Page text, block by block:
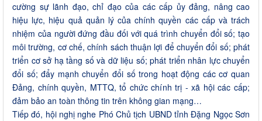
cường sự lãnh đạo, chỉ đạo của các cấp ủy đảng, nâng cao
hiệu lực, hiệu quả quản lý của chính quyền các cấp và trách
nhiệm của người đứng đầu đối với quá trình chuyển đổi số; tạo
môi trường, cơ chế, chính sách thuận lợi để chuyển đổi số; phát
triển cơ sở hạ tầng số và dữ liệu số; phát triển nhân lực chuyển
đổi số; đẩy mạnh chuyển đổi số trong hoạt động các cơ quan
Đảng, chính quyền, MTTQ, tổ chức chính trị - xã hội các cấp;
đảm bảo an toàn thông tin trên không gian mạng…
Tiếp đó, hội nghị nghe Phó Chủ tịch UBND tỉnh Đặng Ngọc Sơn